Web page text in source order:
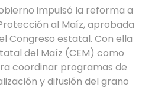
impulsó la reforma a
al Maíz, aprobada
Congreso estatal. Con ella
del Maíz (CEM) como
coordinar programas de
y difusión del grano